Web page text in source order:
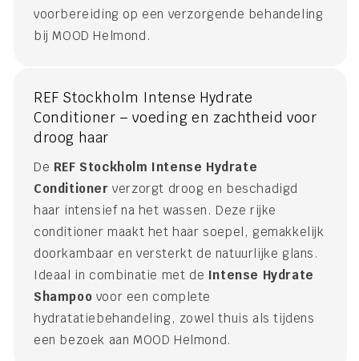
voorbereiding op een verzorgende behandeling
bij MOOD Helmond.
REF Stockholm Intense Hydrate
Conditioner – voeding en zachtheid voor
droog haar
De REF Stockholm Intense Hydrate
Conditioner verzorgt droog en beschadigd
haar intensief na het wassen. Deze rijke
conditioner maakt het haar soepel, gemakkelijk
doorkambaar en versterkt de natuurlijke glans.
Ideaal in combinatie met de Intense Hydrate
Shampoo voor een complete
hydratatiebehandeling, zowel thuis als tijdens
een bezoek aan MOOD Helmond.